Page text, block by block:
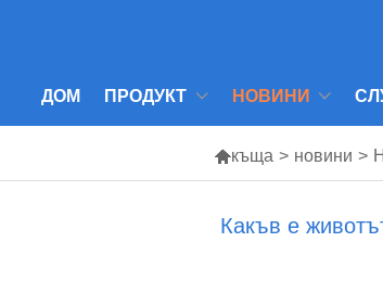
ДОМ ПРОДУКТ НОВИНИ
къща > новини >
Какъв е